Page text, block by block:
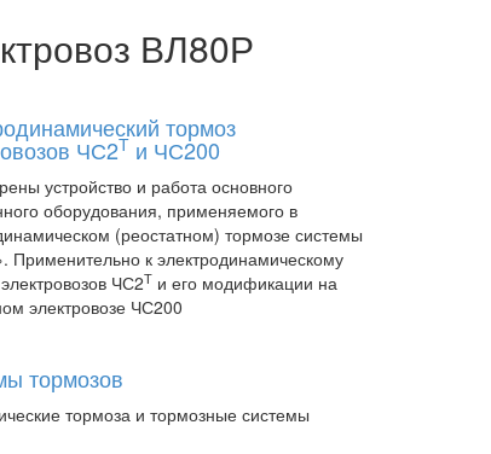
ВЛ80Р
тормоз
ЧС2Т и ЧС200
устройство и работа основного
оборудования, применяемого в
(реостатном) тормозе системы
Применительно к электродинамическому
ЧС2Т и его модификации на
электровозе ЧС200
тормозов
тормоза и тормозные системы